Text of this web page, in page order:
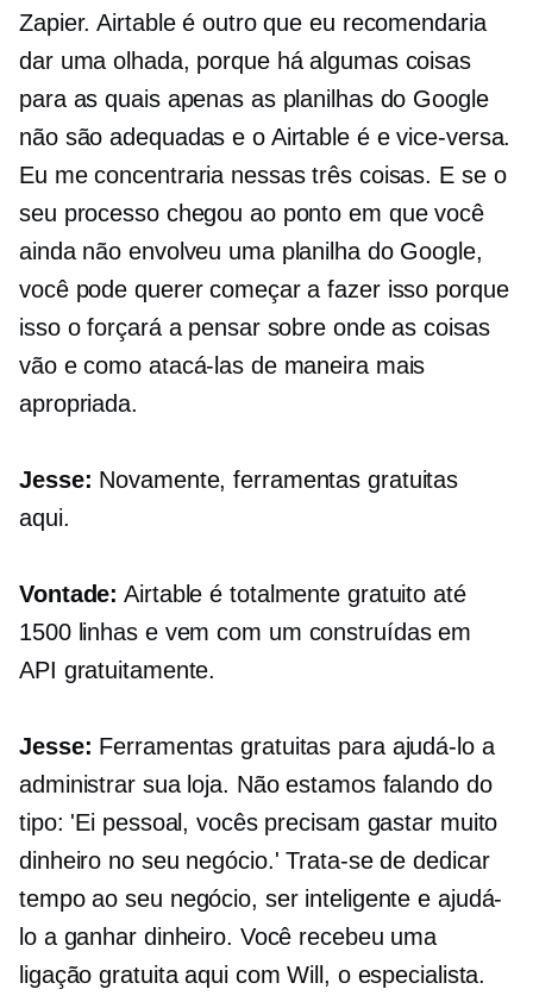
Zapier. Airtable é outro que eu recomendaria
dar uma olhada, porque há algumas coisas
para as quais apenas as planilhas do Google
não são adequadas e o Airtable é e vice-versa.
Eu me concentraria nessas três coisas. E se o
seu processo chegou ao ponto em que você
ainda não envolveu uma planilha do Google,
você pode querer começar a fazer isso porque
isso o forçará a pensar sobre onde as coisas
vão e como atacá-las de maneira mais
apropriada.
Jesse: Novamente, ferramentas gratuitas
aqui.
Vontade: Airtable é totalmente gratuito até
1500 linhas e vem com um construídas em
API gratuitamente.
Jesse: Ferramentas gratuitas para ajudá-lo a
administrar sua loja. Não estamos falando do
tipo: 'Ei pessoal, vocês precisam gastar muito
dinheiro no seu negócio.' Trata-se de dedicar
tempo ao seu negócio, ser inteligente e ajudá-
lo a ganhar dinheiro. Você recebeu uma
ligação gratuita aqui com Will, o especialista.